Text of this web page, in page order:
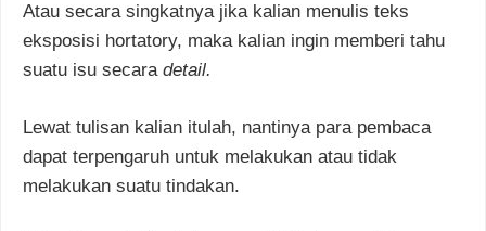
Atau secara singkatnya jika kalian menulis teks
eksposisi hortatory, maka kalian ingin memberi tahu
suatu isu secara detail.
Lewat tulisan kalian itulah, nantinya para pembaca
dapat terpengaruh untuk melakukan atau tidak
melakukan suatu tindakan.